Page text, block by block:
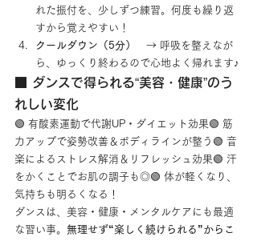
れた振付を、少しずつ練習。何度も繰り返
すから覚えやすい！
クールダウン（5分）
→ 呼吸を整えなが
ら、ゆっくり終わるので心地よく帰れます♪
■ ダンスで得られる“美容・健康”のう
れしい変化
🟢 有酸素運動で代謝UP・ダイエット効果🟢 筋
力アップで姿勢改善＆ボディラインが整う🟢 音
楽によるストレス解消＆リフレッシュ効果🟢 汗
をかくことでお肌の調子も◎🟢 体が軽くなり、
気持ちも明るくなる！
ダンスは、美容・健康・メンタルケアにも最適
な習い事。 無理せず“楽しく続けられる”からこ